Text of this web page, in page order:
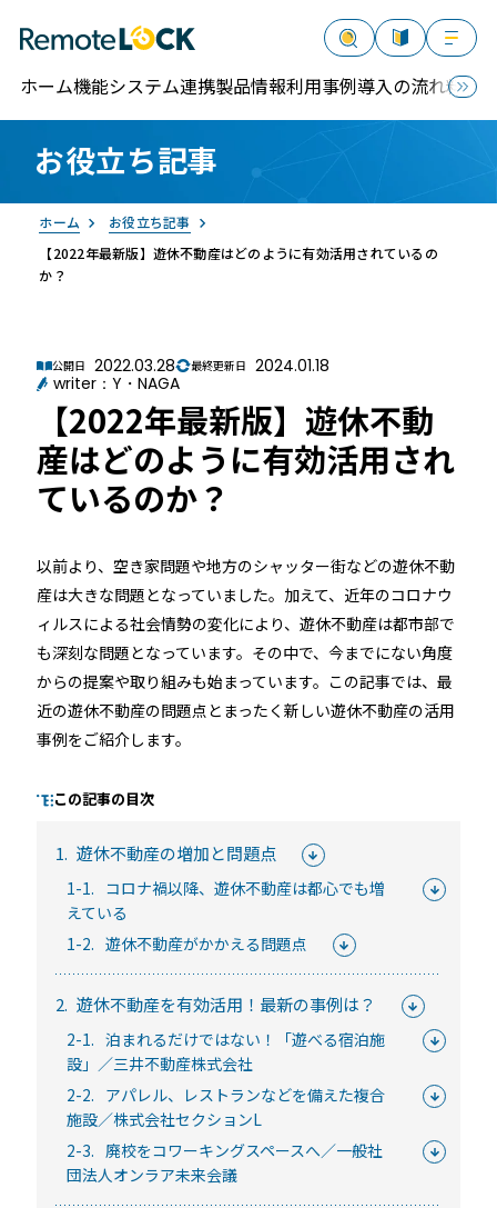
お役立ち記事
【2022年最新版】遊休不動産はどのように有効活用されているの
か？
お役立ち記事
ホーム
公開日 2022.03.28 最終更新日 2024.01.18
writer：Y・NAGA
【2022年最新版】遊休不動
産はどのように有効活用され
ているのか？
以前より、空き家問題や地方のシャッター街などの遊休不動
産は大きな問題となっていました。加えて、近年のコロナウ
ィルスによる社会情勢の変化により、遊休不動産は都市部で
も深刻な問題となっています。その中で、今までにない角度
からの提案や取り組みも始まっています。この記事では、最
近の遊休不動産の問題点とまったく新しい遊休不動産の活用
事例をご紹介します。
この記事の目次
1. 遊休不動産の増加と問題点
1-1. コロナ禍以降、遊休不動産は都心でも増
えている
1-2. 遊休不動産がかかえる問題点
2. 遊休不動産を有効活用！最新の事例は？
2-1. 泊まれるだけではない！「遊べる宿泊施
設」／三井不動産株式会社
2-2. アパレル、レストランなどを備えた複合
施設／株式会社セクションL
2-3. 廃校をコワーキングスペースへ／一般社
団法人オンラア未来会議
ホーム機能システム連携製品情報利用事例導入の流れ料金
RemoteLOCK
ご質問
寄せられた
介します
機能
RemoteLOCKって何が
できるの？をご紹介します
詳しくみる
業種別の活用
お客様の声
詳しく
セミナー
RemoteLOCKの活用術や業界別の最新事例をご紹介など、不
定期で開催しています。
常時公開中
5分でわかる！RemoteLOCKの特徴と機能について
常時公開中
3分でわかる！RemoteLOCK機種の選び方動画
はじめての方におすすめの記事